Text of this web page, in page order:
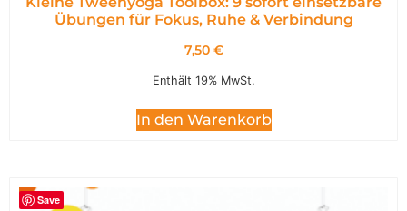
Übungen für Fokus, Ruhe & Verbindung
7,50 €
Enthält 19% MwSt.
In den Warenkorb
Save